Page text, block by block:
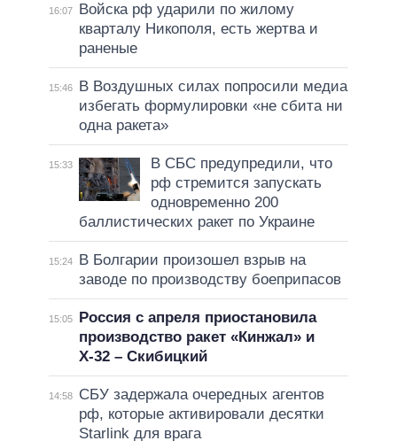
16:07
Войска рф ударили по жилому
кварталу Никополя, есть жертва и
раненые
15:46
В Воздушных силах попросили медиа
избегать формулировки «не сбита ни
одна ракета»
15:33
В СБС предупредили, что
рф стремится запускать
одновременно 200
баллистических ракет по Украине
15:24
В Болгарии произошел взрыв на
заводе по производству боеприпасов
15:05
Россия с апреля приостановила
производство ракет «Кинжал» и
Х-32 – Скибицкий
14:58
СБУ задержала очередных агентов
рф, которые активировали десятки
Starlink для врага